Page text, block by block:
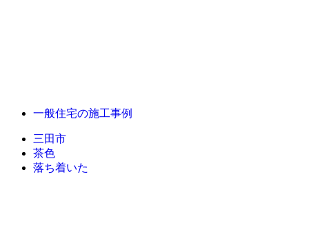
一般住宅の施工事例
三田市
茶色
落ち着いた